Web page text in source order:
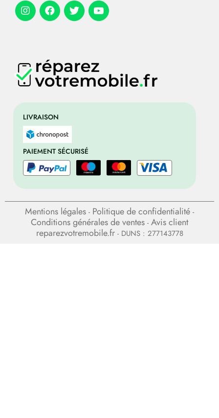
LIVRAISON
PAIEMENT SÉCURISÉ
Mentions légales - Politique de confidentialité -
Conditions générales de ventes - Avis client
reparezvotremobile.fr- DUNS : 277143778